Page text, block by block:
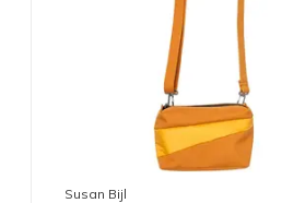
Susan Bijl